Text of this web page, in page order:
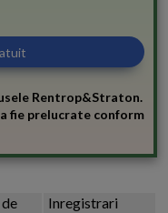
Rentrop&Straton.
fie prelucrate conform
Inregistrari